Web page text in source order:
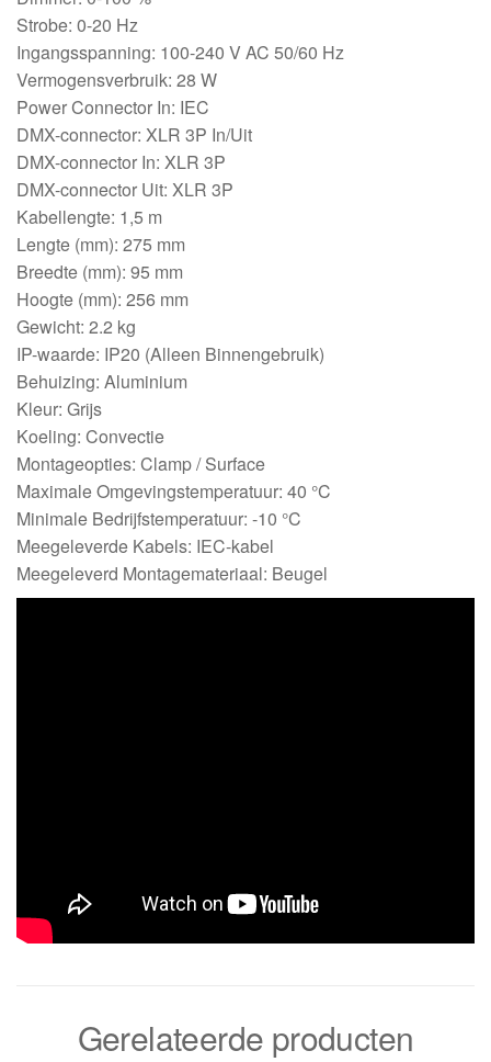
Strobe: 0-20 Hz
Ingangsspanning: 100-240 V AC 50/60 Hz
Vermogensverbruik: 28 W
Power Connector In: IEC
DMX-connector: XLR 3P In/Uit
DMX-connector In: XLR 3P
DMX-connector Uit: XLR 3P
Kabellengte: 1,5 m
Lengte (mm): 275 mm
Breedte (mm): 95 mm
Hoogte (mm): 256 mm
Gewicht: 2.2 kg
IP-waarde: IP20 (Alleen Binnengebruik)
Behuizing: Aluminium
Kleur: Grijs
Koeling: Convectie
Montageopties: Clamp / Surface
Maximale Omgevingstemperatuur: 40 °C
Minimale Bedrijfstemperatuur: -10 °C
Meegeleverde Kabels: IEC-kabel
Meegeleverd Montagemateriaal: Beugel
Gerelateerde producten